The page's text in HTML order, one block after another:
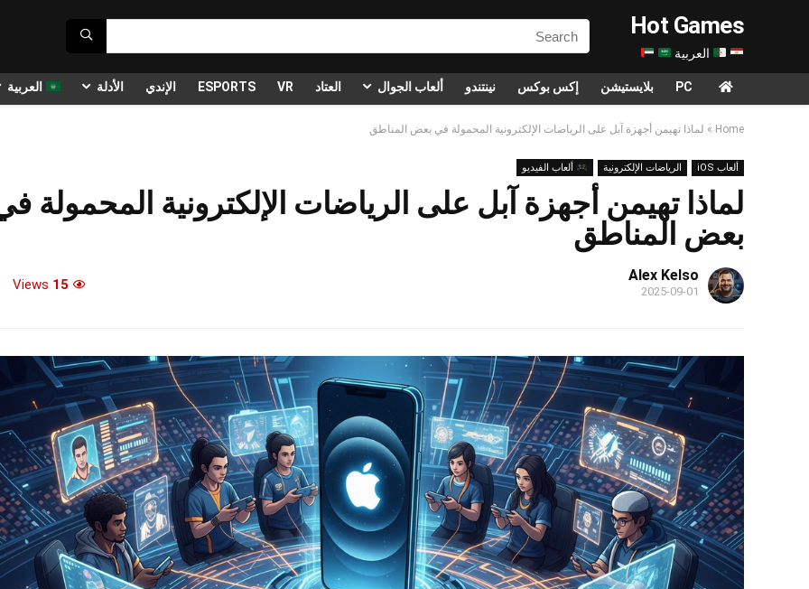
Hot Games
العربية
PC بلايستيشن إكس بوكس نينتندو ألعاب الجوال العتاد VR
ESPORTS الإندي الأدلة العربية
Home
» لماذا تهيمن أجهزة آبل على الرياضات الإلكترونية المحمولة في بعض المناطق
ألعاب iOS الرياضات الإلكترونية ألعاب الفيديو
لماذا تهيمن أجهزة آبل على الرياضات الإلكترونية المحمولة
بعض المناطق
Alex Kelso
2025-09-01
15